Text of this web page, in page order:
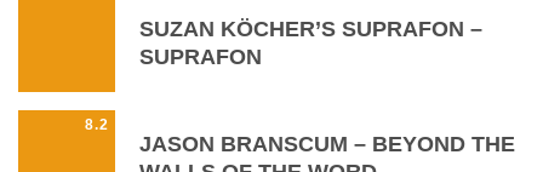
SUZAN KÖCHER’S SUPRAFON –
SUPRAFON
8.2
JASON BRANSCUM – BEYOND THE